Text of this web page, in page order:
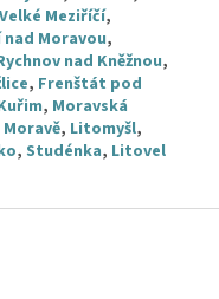
Velké Meziříčí,
nad Moravou,
nad Kněžnou,
, Frenštát pod
, Moravská
, Litomyšl,
, Studénka, Litovel